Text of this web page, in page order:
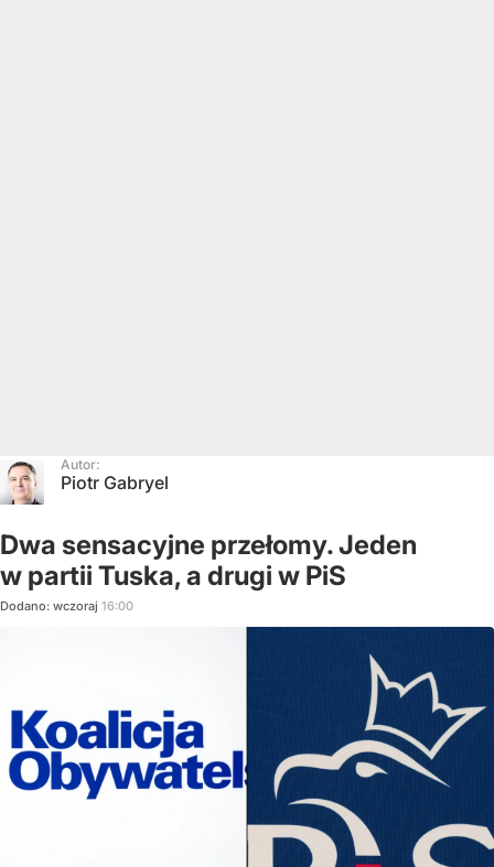
Autor:
Piotr Gabryel
Dwa sensacyjne przełomy. Jeden
w partii Tuska, a drugi w PiS
Dodano: wczoraj 16:00